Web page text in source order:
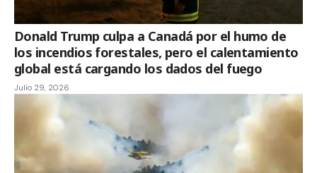
Donald Trump culpa a Canadá por el humo de
los incendios forestales, pero el calentamiento
global está cargando los dados del fuego
Julio 29, 2026